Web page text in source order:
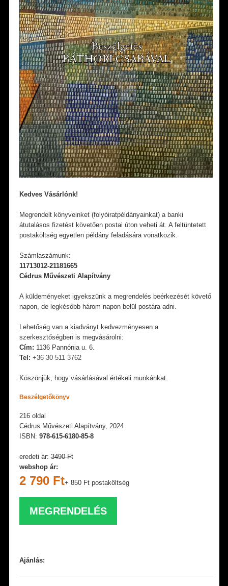
Kedves Vásárlónk!
Megrendelt könyveinket (folyóiratpéldányainkat) a banki
átutalásos fizetést követően postai úton veheti át. A feltüntetett
postaköltség egyetlen példány feladására vonatkozik.
Számlaszámunk:
11713012-21181665
Cédrus Művészeti Alapítvány
A küldeményeket igyekszünk a megrendelés beérkezését követő
napon, de legkésőbb három napon belül postára adni.
Lehetőség van a kiadványt kedvezményesen a
szerkesztőségben is megvásárolni:
Cím: 1136 Pannónia u. 6.
Tel: +36 30 511 3762
Köszönjük, hogy vásárlásával értékeli munkánkat.
Beszélgetőkönyv
216 oldal
Cédrus Művészeti Alapítvány, 2024
ISBN: 978-615-6180-85-8
eredeti ár:3490 Ft
webshop ár:
2 790 Ft+ 850 Ft postaköltség
MEGRENDELÉS
Ajánlás: